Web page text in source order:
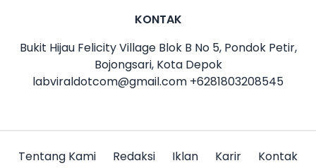
KONTAK
Bukit Hijau Felicity Village Blok B No 5, Pondok Petir,
Bojongsari, Kota Depok
labviraldotcom@gmail.com +6281803208545
Tentang Kami Redaksi Iklan Karir
Kontak